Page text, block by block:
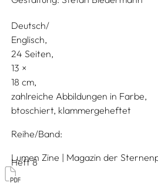
Deutsch/
Englisch
24 Seiten,
13
18
zahlreiche Abbildungen in Farbe
btoschiert, klammergeheftet
Reihe/Band
Lumen Zine | Magazin der
Heft 8